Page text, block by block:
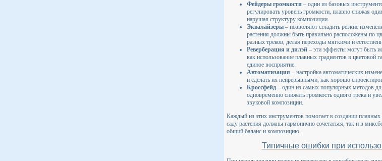
Фейдеры громкости – один из базовых
регулировать уровень громкости, плавно снижая
нарушая структуру композиции.
Эквалайзеры – позволяют сгладить резкие
растения должны быть правильно расположены по
разных треков, делая переходы мягкими и
Реверберация и дилэй – эти эффекты могут быть
как использование плавных градиентов в цветовой
единое восприятие.
Автоматизация – настройка автоматических
и сделать их непрерывными, как хорошо
Кроссфейд – один из самых популярных методов
одновременно снижать громкость одного трека и
звуковой композиции.
Каждый из этих инструментов помогает в создании
саду растения должны гармонично сочетаться, так и в
общий баланс и композицию.
Типичные ошибки при